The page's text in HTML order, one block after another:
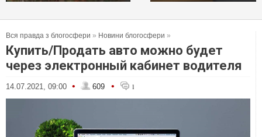
Вся правда з блогосфери » Новини блогосфери »
Купить/Продать авто можно будет
через электронный кабинет водителя
14.07.2021, 09:00 • 609 • 1